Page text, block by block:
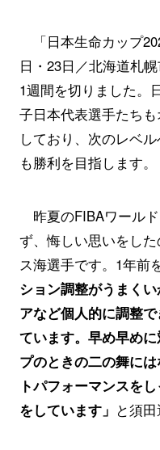
「日本生命カップ
日・23日／北海道札
1週間を切りました。
子日本代表選手たち
しており、次のレベ
も勝利を目指します。
昨夏のFIBAワール
ず、悔しい思いをし
ス海選手です。1年前
ション調整がうまく
アなど個人的に調整
ています。早め早め
プのときの二の舞に
トパフォーマンスを
をしています」 と須